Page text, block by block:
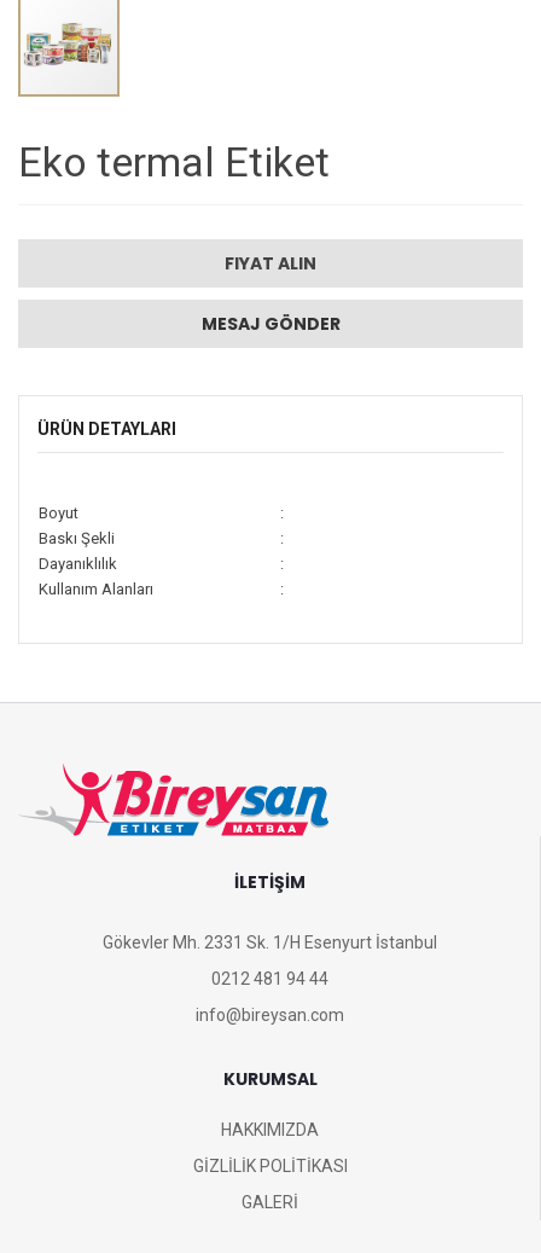
Eko termal Etiket
FIYAT ALIN
MESAJ GÖNDER
ÜRÜN DETAYLARI
Boyut
:
Baskı Şekli
:
Dayanıklılık
:
Kullanım Alanları
:
İLETİŞİM
Gökevler Mh. 2331 Sk. 1/H Esenyurt İstanbul
0212 481 94 44
info@bireysan.com
KURUMSAL
HAKKIMIZDA
GİZLİLİK POLİTİKASI
GALERİ